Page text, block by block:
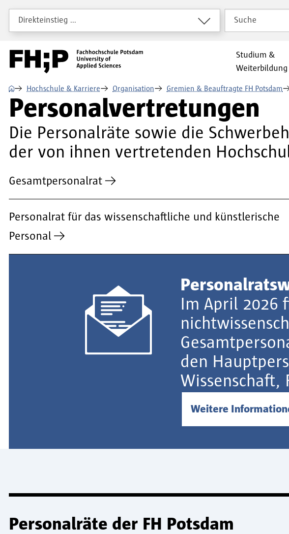
Direkt zum Inhalt
Direkt zur Hauptnavigation
Direkt zum Fußbereich
Direkteinstieg …
Suche
Studium &
Weiterbildung
⌂ Hochschule & Karriere Organisation Gremien & Beauftragte FH Potsdam
Personalvertretungen
Die Personalräte sowie die
der von ihnen vertretenden
Gesamtpersonalrat
Personalrat für das wissenschaftliche und künstlerische
Personal
Im April 2026
den
Wissenschaft,
Weitere
Personalräte der FH Potsdam